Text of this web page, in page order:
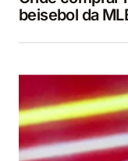
beisebol da